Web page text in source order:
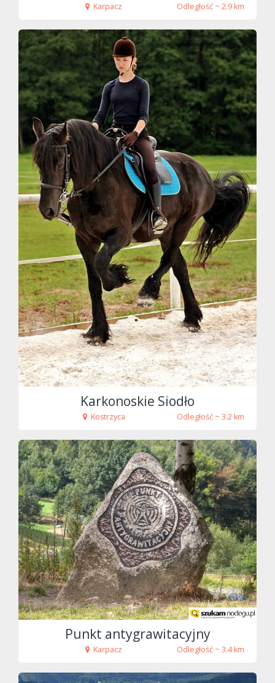
Karpacz Odległość ~ 2.9 km
fot. Tenet
Karkonoskie Siodło
Kostrzyca Odległość ~ 3.2 km
fot. Tenet
Punkt antygrawitacyjny
Karpacz Odległość ~ 3.4 km